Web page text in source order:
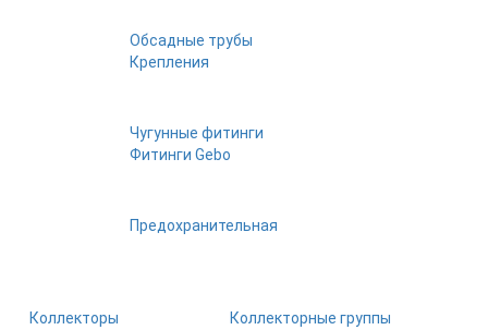
Обсадные трубы
Крепления
Чугунные фитинги
Фитинги Gebo
Предохранительная
Коллекторы
Коллекторные группы